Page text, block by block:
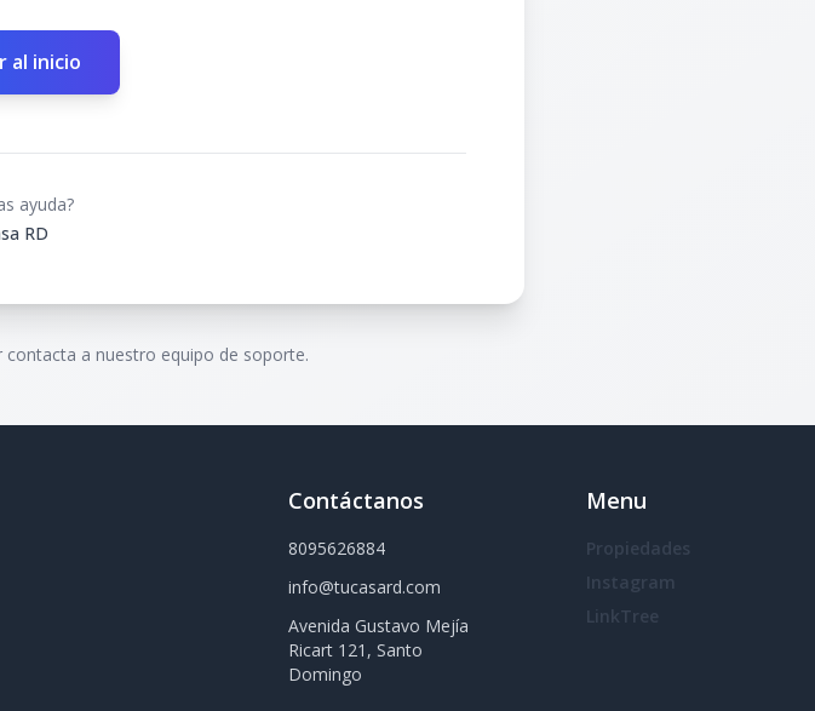
al inicio
ayuda?
RD
a nuestro equipo de soporte.
Contáctanos
8095626884
info@tucasard.com
Avenida Gustavo Mejía
Ricart 121, Santo
Domingo
Menu
Propiedades
Instagram
LinkTree